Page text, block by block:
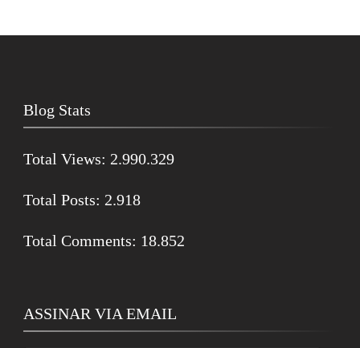
Blog Stats
Total Views: 2.990.329
Total Posts: 2.918
Total Comments: 18.852
ASSINAR VIA EMAIL